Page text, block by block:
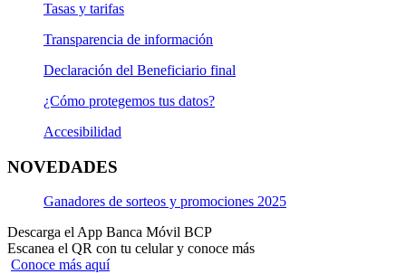
Tasas y tarifas
Transparencia de información
Declaración del Beneficiario final
¿Cómo protegemos tus datos?
Accesibilidad
NOVEDADES
Ganadores de sorteos y promociones 2025
Descarga el App Banca Móvil BCP
Escanea el QR con tu celular y conoce más
Conoce más aquí